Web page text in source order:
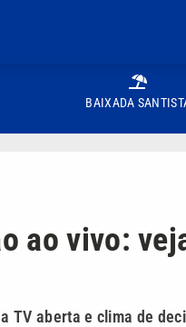
BAIXADA
ao vivo:
TV aberta e clima de